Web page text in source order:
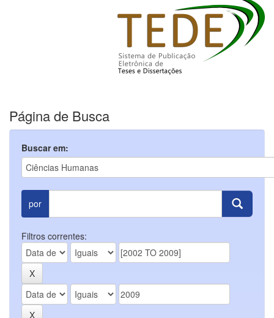
Página de Busca
Buscar em:
por
Filtros correntes: